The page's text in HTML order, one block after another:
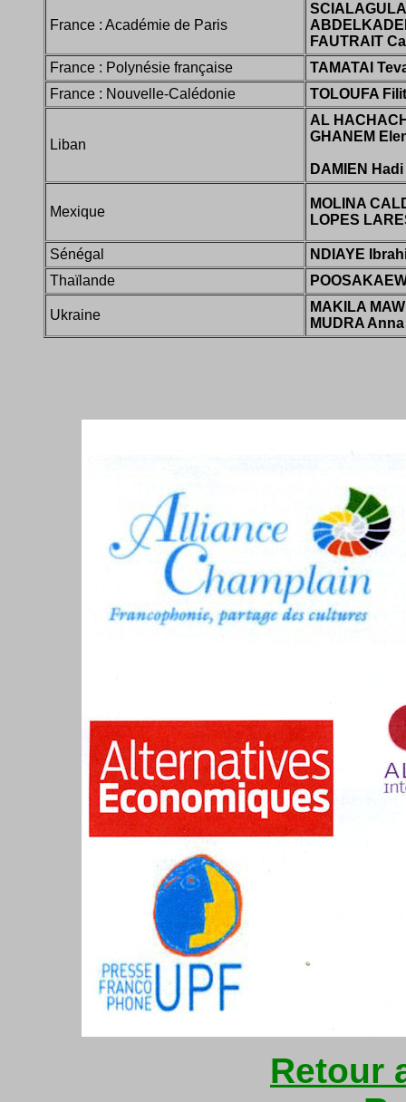
France : Académie de Paris
FAUTRAIT
France : Polynésie française
TAMATAI
France : Nouvelle-Calédonie
TOLOUFA
Liban
AL
GHANEM
DAMIEN Hadi
Mexique
MOLINA
LOPES
Sénégal
NDIAYE
Thaïlande
Ukraine
MAKILA
MUDRA Anna
Retour